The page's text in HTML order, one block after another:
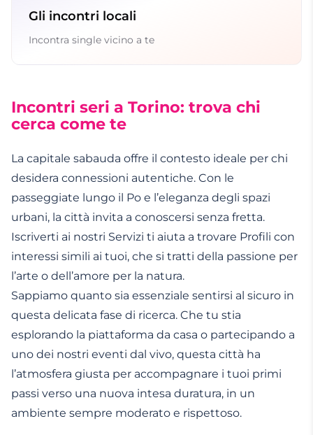
Gli incontri locali
Incontra single vicino a te
Incontri seri a Torino: trova chi
cerca come te
La capitale sabauda offre il contesto ideale per chi
desidera connessioni autentiche. Con le
passeggiate lungo il Po e l’eleganza degli spazi
urbani, la città invita a conoscersi senza fretta.
Iscriverti ai nostri Servizi ti aiuta a trovare Profili con
interessi simili ai tuoi, che si tratti della passione per
l’arte o dell’amore per la natura.
Sappiamo quanto sia essenziale sentirsi al sicuro in
questa delicata fase di ricerca. Che tu stia
esplorando la piattaforma da casa o partecipando a
uno dei nostri eventi dal vivo, questa città ha
l’atmosfera giusta per accompagnare i tuoi primi
passi verso una nuova intesa duratura, in un
ambiente sempre moderato e rispettoso.